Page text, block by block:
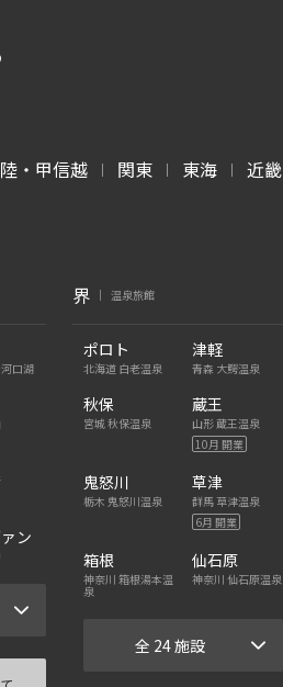
・甲信越 | 関東 | 東海 | 近畿
口湖
ン
界 温泉旅館
ポロト
北海道 白老温泉
津軽
青森 大鰐温泉
秋保
宮城 秋保温泉
蔵王
山形 蔵王温泉
10月 開業
鬼怒川
栃木 鬼怒川温泉
草津
群馬 草津温泉
6月 開業
箱根
神奈川 箱根湯本温
泉
仙石原
神奈川 仙石原温泉
全 24 施設